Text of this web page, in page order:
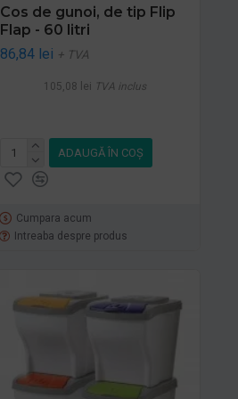
Cos de gunoi, de tip Flip
Flap - 60 litri
86,84 lei + TVA
105,08 lei TVA inclus
ADAUGĂ ÎN COŞ
Cumpara acum
Intreaba despre produs